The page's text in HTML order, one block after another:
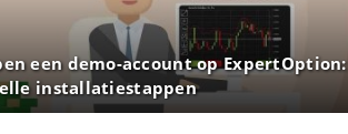
een demo-account op ExpertOption:
installatiestappen